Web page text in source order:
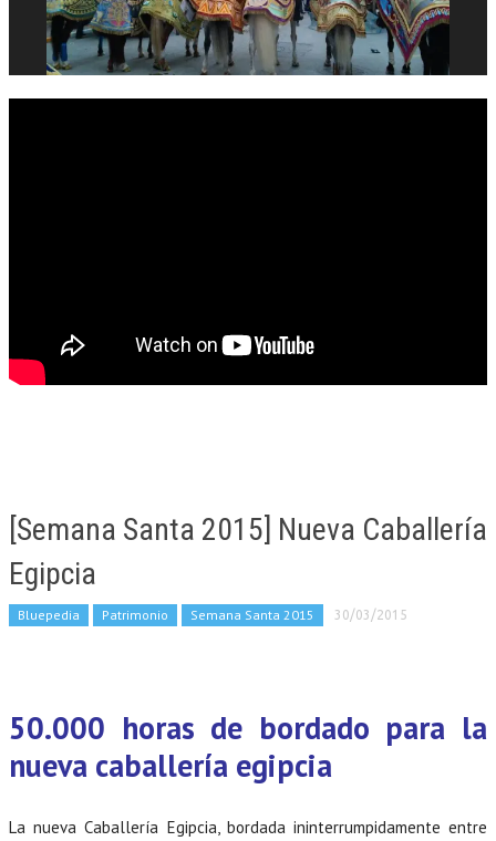
[Semana Santa 2015] Nueva Caballería
Egipcia
Bluepedia Patrimonio Semana Santa 2015 30/03/2015
50.000 horas de bordado para la
nueva caballería egipcia
La nueva Caballería Egipcia, bordada ininterrumpidamente entre